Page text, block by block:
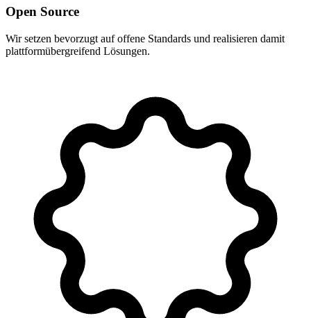
Open Source
Wir setzen bevorzugt auf offene Standards und realisieren damit
plattformübergreifend Lösungen.